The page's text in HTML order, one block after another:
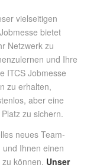
vielseitigen
bietet
Netzwerk zu
und Ihre
ITCS Jobmesse
zu erhalten,
aber eine
zu sichern.
neues Team-
Ihnen einen
können. Unser